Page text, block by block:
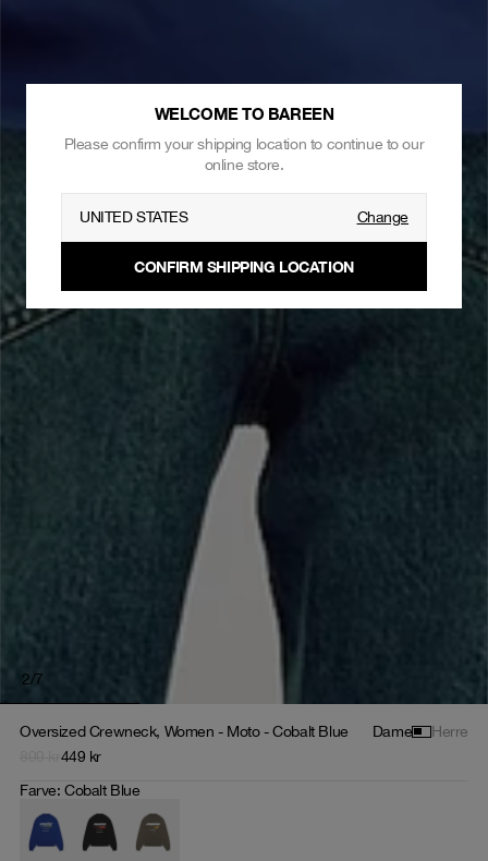
2/7
Oversized Crewneck, Women - Moto - Cobalt Blue Dame
Herre
449 kr
Farve:Cobalt Blue
WELCOME TO BAREEN
Please confirm your shipping location to continue to our
online store.
UNITED STATES Change
CONFIRM SHIPPING LOCATION